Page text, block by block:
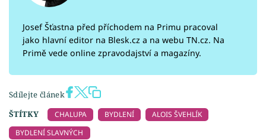
Josef Šťastna před příchodem na Primu pracoval
jako hlavní editor na Blesk.cz a na webu TN.cz. Na
Primě vede online zpravodajství a magazíny.
Sdílejte článek
ŠTÍTKY
CHALUPA BYDLENÍ
ALOIS ŠVEHLÍK
BYDLENÍ SLAVNÝCH